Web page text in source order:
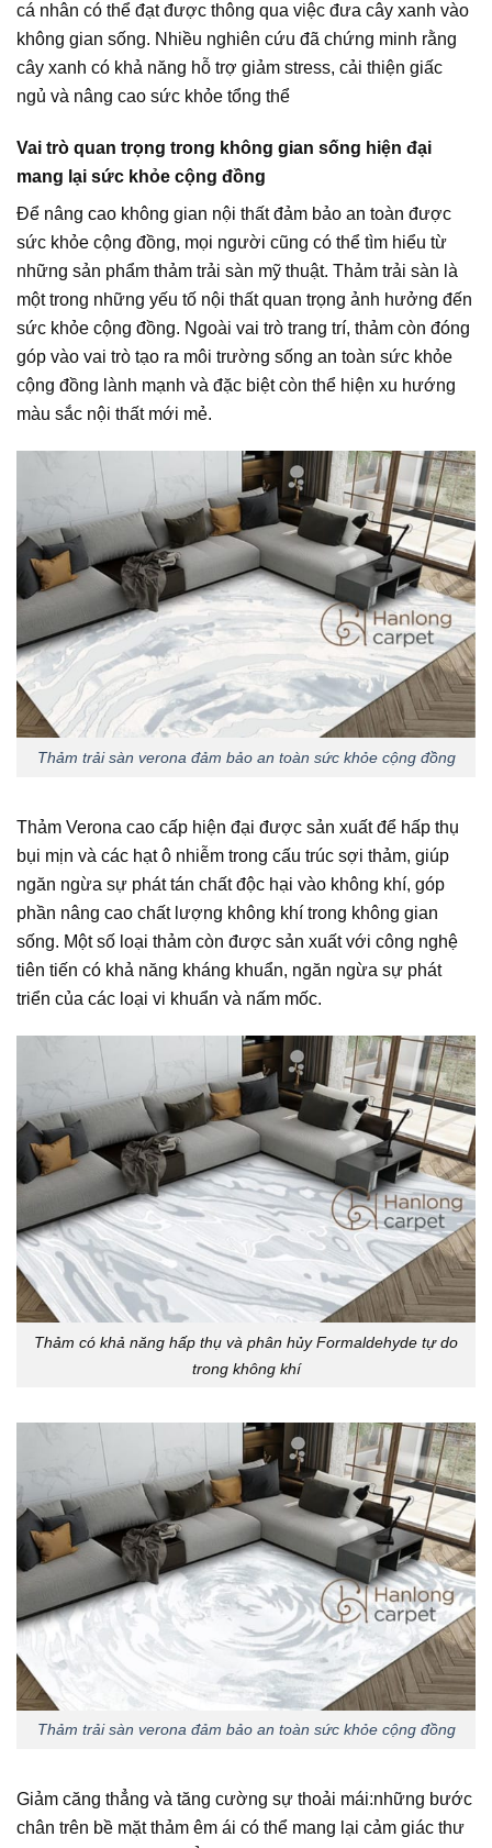
cá nhân có thể đạt được thông qua việc đưa cây xanh vào
không gian sống. Nhiều nghiên cứu đã chứng minh rằng
cây xanh có khả năng hỗ trợ giảm stress, cải thiện giấc
ngủ và nâng cao sức khỏe tổng thể
Vai trò quan trọng trong không gian sống hiện đại
mang lại sức khỏe cộng đồng
Để nâng cao không gian nội thất đảm bảo an toàn được
sức khỏe cộng đồng, mọi người cũng có thể tìm hiểu từ
những sản phẩm thảm trải sàn mỹ thuật. Thảm trải sàn là
một trong những yếu tố nội thất quan trọng ảnh hưởng đến
sức khỏe cộng đồng. Ngoài vai trò trang trí, thảm còn đóng
góp vào vai trò tạo ra môi trường sống an toàn sức khỏe
cộng đồng lành mạnh và đặc biệt còn thể hiện xu hướng
màu sắc nội thất mới mẻ.
Thảm trải sàn verona đảm bảo an toàn sứckhỏe cộng đồng
Thảm Verona cao cấp hiện đại được sản xuất để hấp thụ
bụi mịn và các hạt ô nhiễm trong cấu trúc sợi thảm, giúp
ngăn ngừa sự phát tán chất độc hại vào không khí, góp
phần nâng cao chất lượng không khí trong không gian
sống. Một số loại thảm còn được sản xuất với công nghệ
tiên tiến có khả năng kháng khuẩn, ngăn ngừa sự phát
triển của các loại vi khuẩn và nấm mốc.
Thảm có khả năng hấp thụ và phân hủy Formaldehyde tự do
trong không khí
Thảm trải sàn verona đảm bảo an toàn sức khỏe cộng đồng
Giảm căng thẳng và tăng cường sự thoải mái:những bước
chân trên bề mặt thảm êm ái có thể mang lại cảm giác thư